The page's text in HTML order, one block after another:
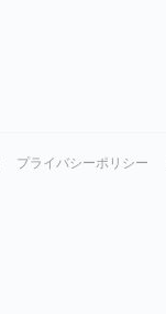
プライバシーポリシー